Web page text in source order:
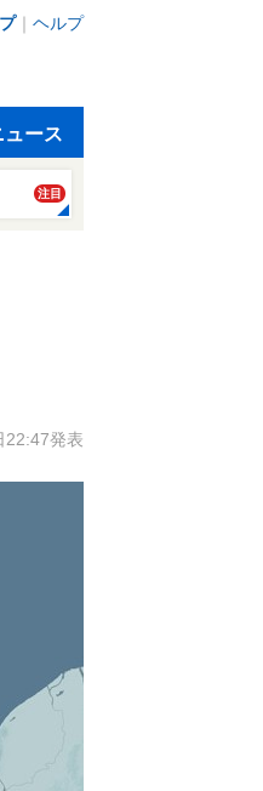
｜ ヘルプ
ュース
注目
22:47発表